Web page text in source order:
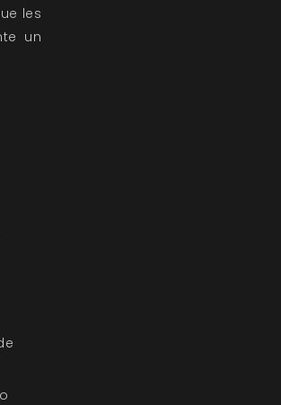
les
un